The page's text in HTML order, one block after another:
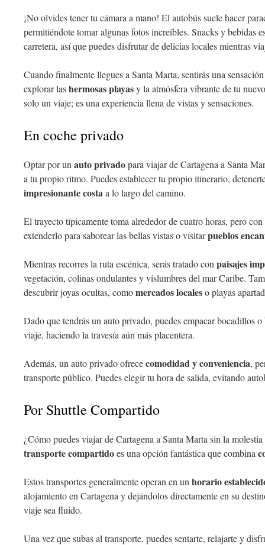
¡No olvides tener tu cámara a mano! El autobús suele hacer
permitiéndote tomar algunas fotos increíbles. Snacks y bebidas
carretera, así que puedes disfrutar de delicias locales mientras
Cuando finalmente llegues a Santa Marta, sentirás una
explorar lashermosas playasy la atmósfera vibrante de tu
solo un viaje; es una experiencia llena de vistas y sensaciones.
En coche privado
Optar por un auto privadopara viajar de Cartagena a Santa
a tu propio ritmo. Puedes establecer tu propio itinerario,
impresionante costaa lo largo del camino.
El trayecto típicamente toma alrededor de cuatro horas, pero
extenderlo para saborear las bellas vistas o visitarpueblos
Mientras recorres la ruta escénica, serás tratado con paisajes
vegetación, colinas ondulantes y vislumbres del mar Caribe.
descubrir joyas ocultas, comomercados localeso playas
Dado que tendrás un auto privado, puedes empacar bocadillos
viaje, haciendo la travesía aún más placentera.
Además, un auto privado ofrececomodidad y conveniencia,
transporte público. Puedes elegir tu hora de salida, evitando
Por Shuttle Compartido
¿Cómo puedes viajar de Cartagena a Santa Marta sin la
transporte compartidoes una opción fantástica que combina
Estos transportes generalmente operan en un horario
alojamiento en Cartagena y dejándolos directamente en su
viaje sea fluido.
Una vez que subas al transporte, puedes sentarte, relajarte y